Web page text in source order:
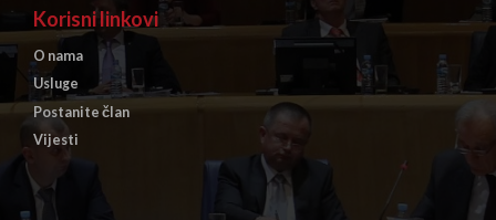
Korisni linkovi
O nama
Usluge
Postanite član
Vijesti